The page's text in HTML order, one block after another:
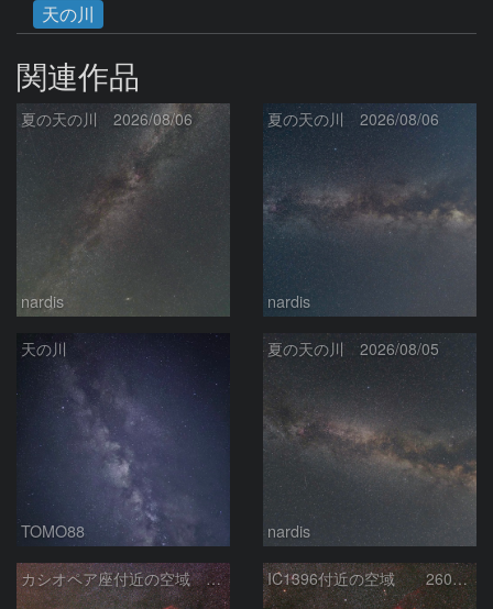
天の川
関連作品
夏の天の川 2026/08/06
nardis
夏の天の川 2026/08/06
nardis
天の川
TOMO88
夏の天の川 2026/08/05
nardis
カシオペア座付近の空域 260720 IC1396付近の空域 260720